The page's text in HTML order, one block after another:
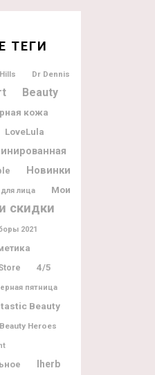
ТЕГИ
Dr Dennis
Beauty
кожа
LoveLula
Новинки
лица
Мои
скидки
2021
4/5
пятница
Beauty
Beauty Heroes
Iherb